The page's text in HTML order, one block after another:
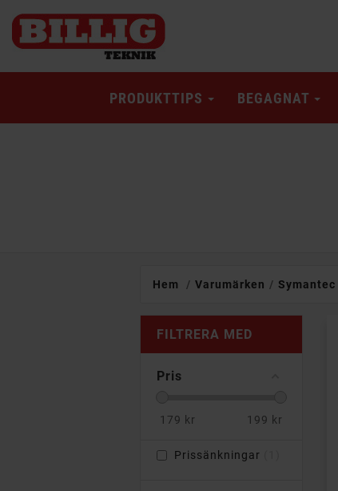
PRODUKTTIPS BEGAGNAT
Hem Varumärken Symantec
FILTRERA MED
Pris
179 kr 199 kr
Prissänkningar